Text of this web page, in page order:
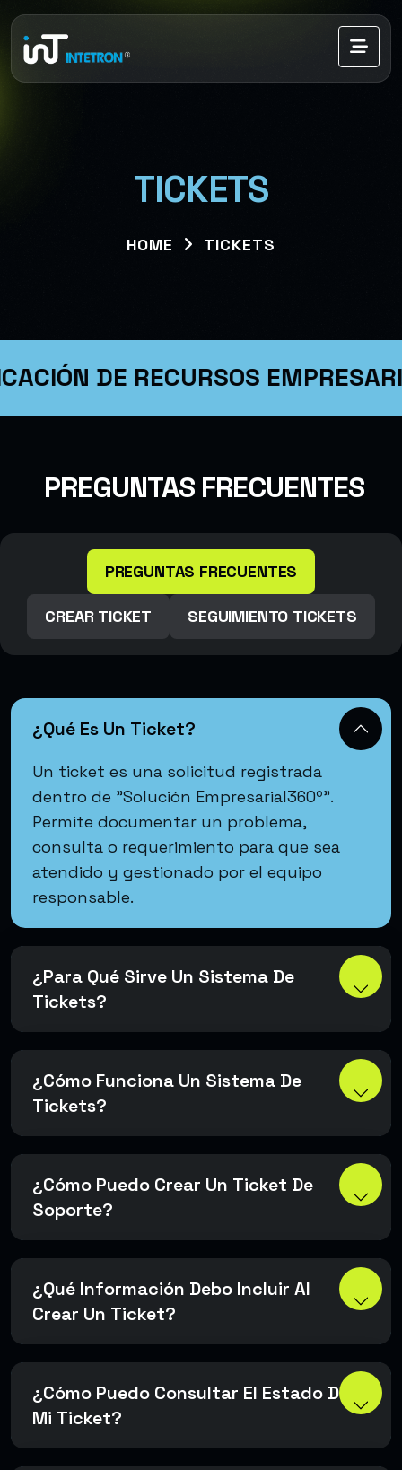
TICKETS
HOME TICKETS
DE RECURSOS
PREGUNTAS FRECUENTES
PREGUNTAS FRECUENTES
CREAR TICKET SEGUIMIENTO TICKETS
¿Qué Es Un Ticket?
Un ticket es una solicitud registrada
dentro de "Solución Empresarial360º".
Permite documentar un problema,
consulta o requerimiento para que sea
atendido y gestionado por el equipo
responsable.
¿Para Qué Sirve Un Sistema De
Tickets?
¿Cómo Funciona Un Sistema De
Tickets?
¿Cómo Puedo Crear Un Ticket De
Soporte?
¿Qué Información Debo Incluir Al
Crear Un Ticket?
¿Cómo Puedo Consultar El Estado De
Mi Ticket?